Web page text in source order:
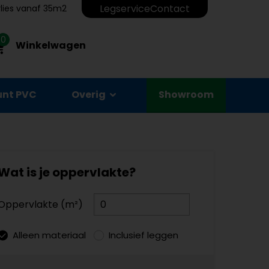
vanaf 35m2 LegserviceContact
0 Winkelwagen
PVC Overig Showroom
is je oppervlakte?
(m²)
Alleen materiaal Inclusief leggen